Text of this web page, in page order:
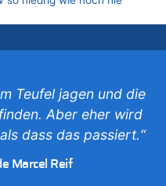
niedergestochen
zu
niedergestochen
zu
Teufel jagen und die
Aber eher wird
dass das passiert.“
Marcel Reif